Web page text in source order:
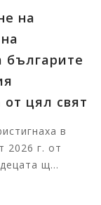
на
българите
цял свят
в
2026 г. от
щ...